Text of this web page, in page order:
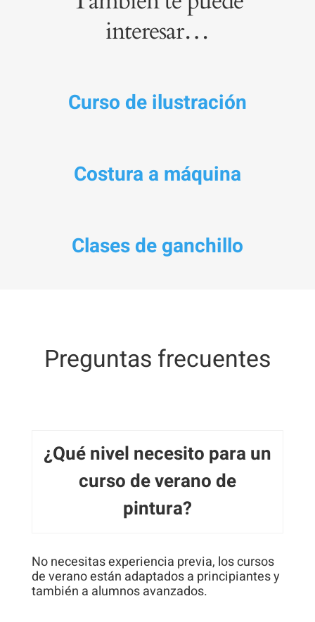
interesar…
Curso de ilustración
Costura a máquina
Clases de ganchillo
Preguntas frecuentes
¿Qué nivel necesito para un
curso de verano de
pintura?
No necesitas experiencia previa, los cursos
de verano están adaptados a principiantes y
también a alumnos avanzados.